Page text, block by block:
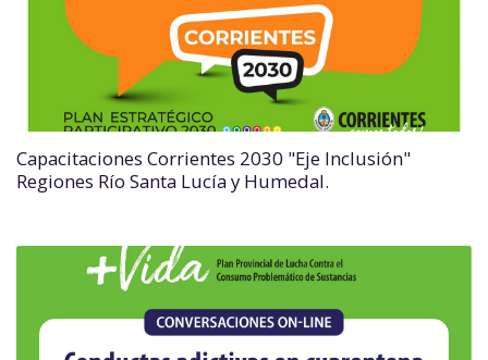
Capacitaciones Corrientes 2030 "Eje Inclusión"
Regiones Río Santa Lucía y Humedal.